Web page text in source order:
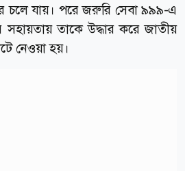
চলে যায়। পরে জরুরি সেবা ৯৯৯-এ
তাকে উদ্ধার করে জাতীয়
নেওয়া হয়।